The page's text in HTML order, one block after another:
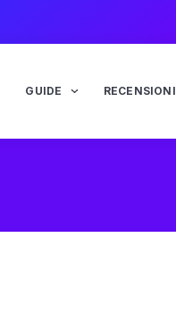
GUIDE RECENSIONI